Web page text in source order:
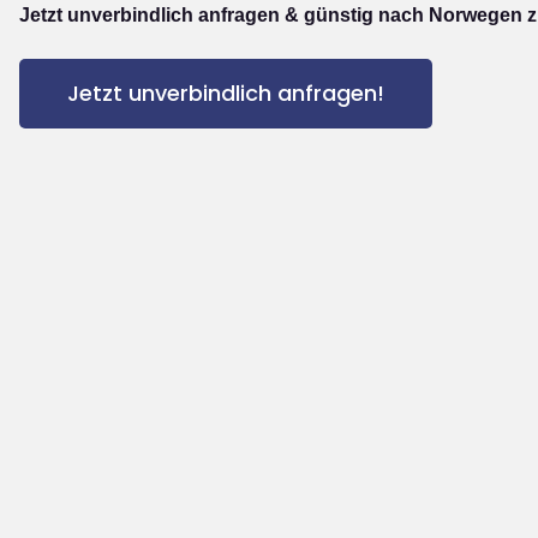
Jetzt unverbindlich anfragen & günstig nach Norwegen
Jetzt unverbindlich anfragen!